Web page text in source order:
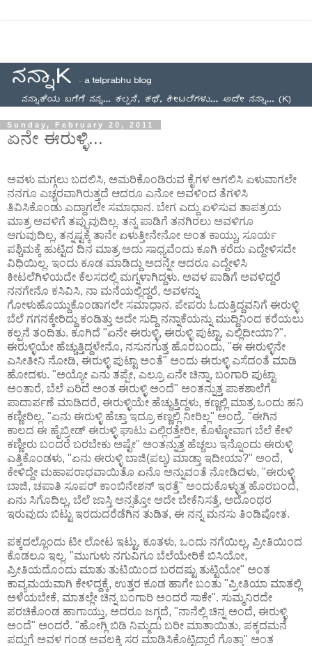
Sunday, February 20, 2011
ಏನೇ ಈರುಳ್ಳಿ...
ಅವಳು ಮಗ್ಗಲು ಬದಲಿಸಿ, ಅಮರಿಕೊಂಡಿರುವ ಕೈಗಳ ಅಗಲಿಸಿ ಏಳುವಾಗಲೇ
ನನಗೂ ಎಚ್ಚರವಾಗಿರುತ್ತದೆ ಆದರೂ ಎನೋ ಅವಳಿಂದ ತೆಗಳಿಸಿ
ತಿವಿಸಿಕೊಂಡು ಎದ್ದಾಗಲೇ ಸಮಾಧಾನ. ಬೇಗ ಎದ್ದು ಏಳಿಸುವ ತಾಪತ್ರಯ
ಮಾತ್ರ ಅವಳಿಗೆ ತಪ್ಪುವುದಿಲ್ಲ. ತನ್ನ ಪಾಡಿಗೆ ತನಗಿರಲು ಅವಳಿಗೂ
ಆಗುವುದಿಲ್ಲ, ತನ್ನಷ್ಟಕ್ಕೆ ತಾನೇ ಏಳುತ್ತೀನೇನೋ ಅಂತ ಕಾಯ್ದು, ಸೂರ್ಯ
ಪಶ್ಚಿಮಕ್ಕೆ ಹುಟ್ಟಿದ ದಿನ ಮಾತ್ರ ಅದು ಸಾಧ್ಯವೆಂದು ಕೂಗಿ ಕರೆದು ಎದ್ದೇಳಿಸದೇ
ವಿಧಿಯಿಲ್ಲ. ಇಂದು ಕೂಡ ಮಾಡಿದ್ದು ಅದನ್ನೇ ಆದರೂ ಎದ್ದೇಳಿಸಿ
ಕೀಟಲೆಗಿಳಿಯದೇ ಕೆಲಸದಲ್ಲಿ ಮಗ್ನಳಾಗಿದ್ದಳು. ಅವಳ ಪಾಡಿಗೆ ಅವಳಿದ್ದರೆ
ನನಗೇನೊ ಕಸಿವಿಸಿ, ನಾ ಮನೆಯಲ್ಲಿದ್ದರೆ, ಅವಳನ್ನು
ಗೋಳುಹೊಯ್ದುಕೊಂಡಾಗಲೇ ಸಮಾಧಾನ. ಪೇಪರು ಓದುತ್ತಿದ್ದವನಿಗೆ ಈರುಳ್ಳಿ
ಬೆಲೆ ಗಗನಕ್ಕೇರಿದ್ದು ಕಂಡಿತ್ತು ಅದೇ ಸುದ್ದಿ ನನ್ನಾಕೆಯನ್ನು ಮುದ್ದಿನಿಂದ ಕರೆಯಲು
ಕಲ್ಪನೆ ತಂದಿತು. ಕೂಗಿದೆ "ಏನೇ ಈರುಳ್ಳಿ, ಈರುಳ್ಳಿ ಪುಟ್ಟಾ, ಎಲ್ಲಿದೀಯಾ?".
ಈರುಳ್ಳಿಯೇ ಹೆಚ್ಚುತ್ತಿದ್ದಳೇನೊ, ನಸುನಗುತ್ತ ಹೊರಬಂದು, "ಈ ಈರುಳ್ಳಿನೇ
ಎಸೀತೀನಿ ನೋಡಿ, ಈರುಳ್ಳಿ ಪುಟ್ಟಾ ಅಂತೆ" ಅಂದು ಈರುಳ್ಳಿ ಎಸೆದಂತೆ ಮಾಡಿ
ಹೋದಳು. "ಅಯ್ಯೋ ಎನು ತಪ್ಪೇ, ಎಲ್ರೂ ಏನೇ ಚಿನ್ನಾ, ಬಂಗಾರಿ ಪುಟ್ಟಾ
ಅಂತಾರೆ, ಬೆಲೆ ಏರಿದೆ ಅಂತ ಈರುಳ್ಳಿ ಅಂದೆ" ಅಂತನ್ನುತ್ತ ಪಾಕಶಾಲೆಗೆ
ಪಾದಾರ್ಪಣೆ ಮಾಡಿದರೆ, ಈರುಳ್ಳಿಯೇ ಹೆಚ್ಚುತ್ತಿದ್ದಳು, ಕಣ್ಣಲ್ಲಿ ಮಾತ್ರ ಒಂದು ಹನಿ
ಕಣ್ಣೀರಿಲ್ಲ. "ಏನು ಈರುಳ್ಳಿ ಹೆಚ್ತಾ ಇದ್ರೂ ಕಣ್ಣಲ್ಲಿ ನೀರಿಲ್ಲ" ಅಂದ್ರೆ. "ಈಗಿನ
ಕಾಲದ ಈ ಹೈಬ್ರೀಡ್ ಈರುಳ್ಳಿ ಘಾಟು ಎಲ್ಲಿರತ್ತೇರೀ, ಕೊಳ್ಳೋವಾಗ ಬೆಲೆ ಕೇಳಿ
ಕಣ್ಣೀರು ಬಂದರೆ ಬರಬೇಕು ಅಷ್ಟೇ" ಅಂತನ್ನುತ್ತ ಹೆಚ್ಚಲು ಇನ್ನೊಂದು ಈರುಳ್ಳಿ
ಎತ್ತಿಕೊಂಡಳು, "ಏನು ಈರುಳ್ಳಿ ಬಾಜಿ(ಪಲ್ಯ) ಮಾಡ್ತಾ ಇದೀಯಾ?" ಅಂದೆ,
ಕೇಳಿದ್ದೇ ಮಹಾಪರಾಧವಾಯಿತೊ ಏನೊ ಅನ್ನುವಂತೆ ನೋಡಿದಳು, "ಈರುಳ್ಳಿ
ಬಾಜಿ, ಚಪಾತಿ ಸೂಪರ್ ಕಾಂಬಿನೇಶನ್ ಇರತ್ತೆ" ಅಂದುಕೊಳ್ಳುತ್ತ ಹೊರಬಂದೆ,
ಏನು ಸಿಗೊದಿಲ್ಲ, ಬೆಲೆ ಜಾಸ್ತಿ ಅನ್ಸತ್ತೋ ಅದೇ ಬೇಕೆನಿಸತ್ತೆ, ಅದೊಂಥರ
ಇರುವುದು ಬಿಟ್ಟು ಇರದುದರೆಡೆಗಿನ ತುಡಿತ, ಈ ನನ್ನ ಮನಸು ತಿಂಡಿಪೋತ.
ಪಕ್ಕದಲ್ಲೊಂದು ಟೀ ಲೋಟ ಇಟ್ಟು, ಕೂತಳು, ಒಂದು ನಗೆಯಿಲ್ಲ, ಪ್ರೀತಿಯಿಂದ
ಕೊಡಲೂ ಇಲ್ಲ. "ಮುಗುಳು ನಗುವಿಗೂ ಬೆಲೆಯೇರಿಕೆ ಬಿಸಿಯೋ,
ಪ್ರೀತಿಯದೊಂದು ಮಾತು ತುಟಿಯಿಂದ ಬರದಷ್ಟು ತುಟ್ಟಿಯೋ" ಅಂತ
ಕಾವ್ಯಮಯವಾಗಿ ಕೇಳಿದ್ದಕ್ಕೆ, ಉತ್ತರ ಕೂಡ ಹಾಗೇ ಬಂತು "ಪ್ರೀತಿಯಾ ಮಾತಲ್ಲಿ
ಅಳೆಯಬೇಕೆ, ಮಾತಲ್ಲೇ ಚಿನ್ನ ಬಂಗಾರಿ ಅಂದರೆ ಸಾಕೇ". ಸುಮ್ಮನಿರದೇ
ಪರಚಿಕೊಂಡ ಹಾಗಾಯ್ತು, ಅದರೂ ಜಗ್ಗದೆ, "ನಾನೆಲ್ಲಿ ಚಿನ್ನ ಅಂದೆ, ಈರುಳ್ಳಿ
ಅಂದೆ" ಅಂದರೆ. "ಹೋಗ್ಲಿ ಬಿಡಿ ನಿಮ್ಮದು ಬರೀ ಮಾತಾಯಿತು, ಪಕ್ಕದಮನೆ
ಪದ್ದುಗೆ ಅವಳ ಗಂಡ ಅವಲಕ್ಕಿ ಸರ ಮಾಡಿಸಿಕೊಟ್ಟಿದ್ದಾರೆ ಗೊತ್ತಾ" ಅಂತ